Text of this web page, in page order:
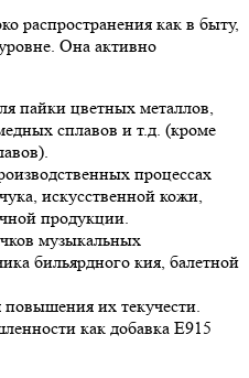
распространения как в быту,
Она активно
пайки цветных металлов,
сплавов и т.д. (кроме
процессах
искусственной кожи,
продукции.
музыкальных
бильярдного кия, балетной
повышения их текучести.
как добавка Е915